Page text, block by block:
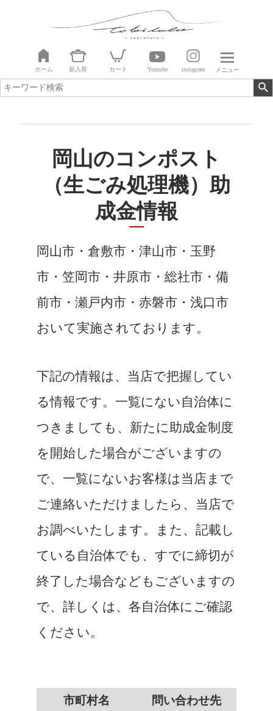
ホーム 新入荷 カート Youtube instagram メニュー
岡山のコンポスト
（生ごみ処理機）助
成金情報
岡山市・倉敷市・津山市・玉野
市・笠岡市・井原市・総社市・備
前市・瀬戸内市・赤磐市・浅口市
おいて実施されております。
下記の情報は、当店で把握してい
る情報です。一覧にない自治体に
つきましても、新たに助成金制度
を開始した場合がございますの
で、一覧にないお客様は当店まで
ご連絡いただけましたら、当店で
お調べいたします。また、記載し
ている自治体でも、すでに締切が
終了した場合などもございますの
で、詳しくは、各自治体にご確認
ください。
市町村名 問い合わせ先